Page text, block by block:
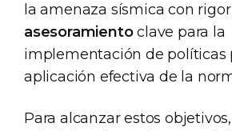
la amenaza sísmica con
asesoramientoclave para la
implementación de políticas
aplicación efectiva de la
Para alcanzar estos objetivos,